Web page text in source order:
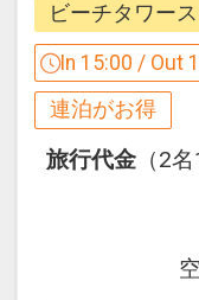
※他の割引と
※割引適用後
ーからお進み
「空室照会結
さい。
※宿泊期間
氏名・客室
一であるこ
【９０日前ま
割引がござ
ご宿泊の９０
ると
１泊につき
※早期申込
数の内訳・
ン・氏名・
ビーチタワー
In 15:00 / Out
連泊がお得
旅行代金 （2